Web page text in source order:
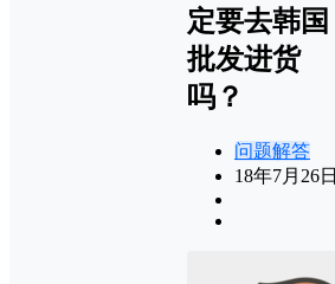
定要去韩国
批发进货
吗？
问题解答
18年7月26日